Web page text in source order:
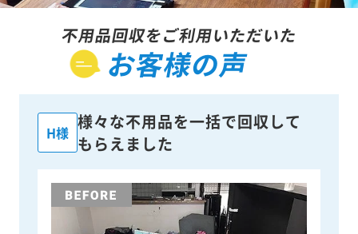
不用品回収をご利用いただいた
お客様の声
H様
様々な不用品を一括で回収して
もらえました